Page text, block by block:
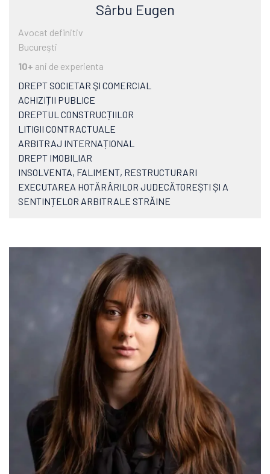
Sârbu Eugen
Avocat definitiv
Bucureşti
10+ ani de experienta
DREPT SOCIETAR ŞI COMERCIAL
ACHIZIȚII PUBLICE
DREPTUL CONSTRUCȚIILOR
LITIGII CONTRACTUALE
ARBITRAJ INTERNAȚIONAL
DREPT IMOBILIAR
INSOLVENTA, FALIMENT, RESTRUCTURARI
EXECUTAREA HOTĂRÂRILOR JUDECĂTOREȘTI ȘI A
SENTINȚELOR ARBITRALE STRĂINE